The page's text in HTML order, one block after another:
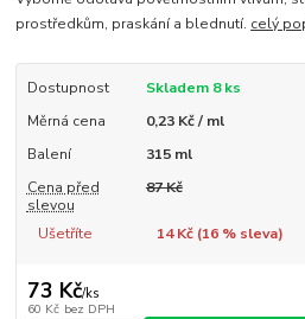
prostředkům, praskání a blednutí. celý
Dostupnost
Skladem 8 ks
Měrná cena
0,23 Kč / ml
Balení
315 ml
Cena před
slevou
87 Kč
Ušetříte 14 Kč (16% sleva)
73 Kč/ks
60 Kč bez DPH